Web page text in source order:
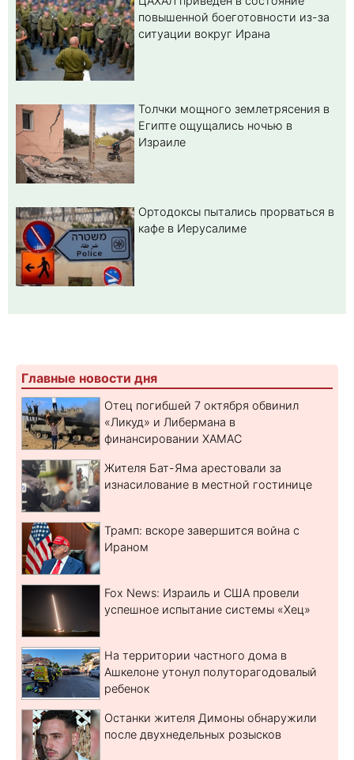
повышенной боеготовности из-за
ситуации вокруг Ирана
Толчки мощного землетрясения в
Египте ощущались ночью в
Израиле
Ортодоксы пытались прорваться в
кафе в Иерусалиме
Главные новости дня
Отец погибшей 7 октября обвинил
«Ликуд» и Либермана в
финансировании ХАМАС
Жителя Бат-Яма арестовали за
изнасилование в местной гостинице
Трамп: вскоре завершится война с
Ираном
Fox News: Израиль и США провели
успешное испытание системы «Хец»
На территории частного дома в
Ашкелоне утонул полуторагодовалый
ребенок
Останки жителя Димоны обнаружили
после двухнедельных розысков